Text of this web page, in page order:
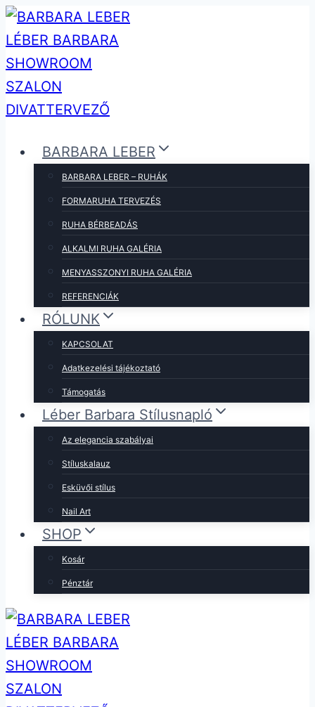
Skip
to
content
BARBARA LEBER
BARBARA LEBER – RUHÁK
FORMARUHA TERVEZÉS
RUHA BÉRBEADÁS
ALKALMI RUHA GALÉRIA
MENYASSZONYI RUHA GALÉRIA
REFERENCIÁK
RÓLUNK
KAPCSOLAT
Adatkezelési tájékoztató
Támogatás
Léber Barbara Stílusnapló
Az elegancia szabályai
Stíluskalauz
Esküvői stílus
Nail Art
SHOP
Kosár
Pénztár